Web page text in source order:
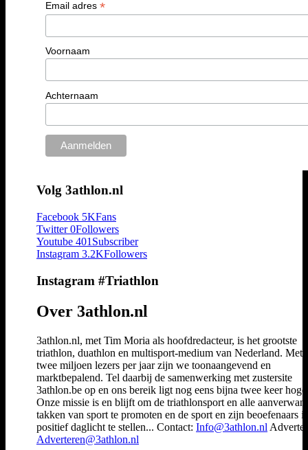
Email adres *
Voornaam
Achternaam
Volg 3athlon.nl
Facebook 5KFans
Twitter 0Followers
Youtube 401 Subscriber
Instagram 3.2KFollowers
Instagram #Triathlon
Over 3athlon.nl
3athlon.nl, met Tim Moria als hoofdredacteur, is het grootste
triathlon, duathlon en multisport-medium van Nederland. Met
twee miljoen lezers per jaar zijn we toonaangevend en
marktbepalend. Tel daarbij de samenwerking met zustersite
3athlon.be op en ons bereik ligt nog eens bijna twee keer
Onze missie is en blijft om de triathlonsport en alle
takken van sport te promoten en de sport en zijn beoefenaars
positief daglicht te stellen... Contact: Info@3athlon.nl
Adverteren@3athlon.nl